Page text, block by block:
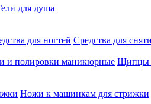
для душа
для ногтей Средства для
и полировки маникюрные Щипцы
Ножи к машинкам для стрижки